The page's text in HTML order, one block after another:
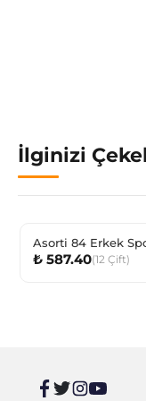
İlginizi
Asorti 84 Erkek
₺ 587.40(12 Çift)